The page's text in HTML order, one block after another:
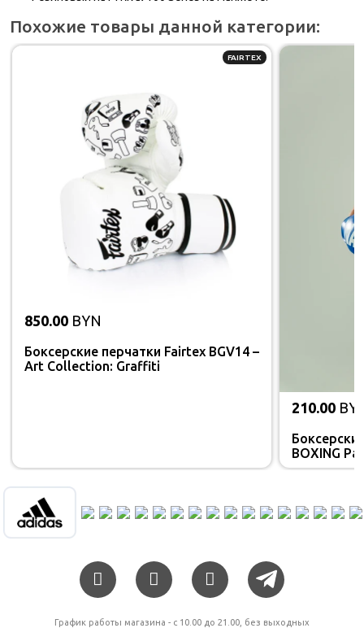
Похожие товары данной категории:
FAIRTEX
850.00 BYN
Боксерские перчатки Fairtex BGV14 –
Art Collection: Graffiti
210.00
BOXING
График работы магазина - c 10.00 до 21.00, без выходных